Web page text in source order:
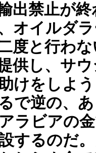
出禁止が終
オイルダ
度と行わ
供し、サ
けをしよ
で逆の、
ラビアの
するのだ